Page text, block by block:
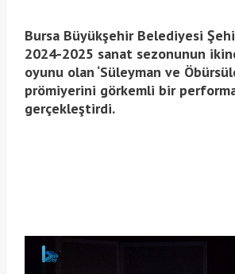
Bursa Büyükşehir Belediyesi
2024-2025 sanat sezonunun
oyunu olan ‘Süleyman ve
prömiyerini görkemli bir
gerçekleştirdi.